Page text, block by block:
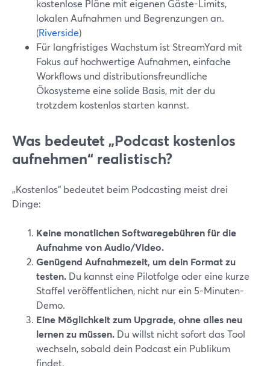
kostenlose Pläne mit eigenen Gäste-Limits,
lokalen Aufnahmen und Begrenzungen an.
(Riverside)
Für langfristiges Wachstum ist StreamYard mit
Fokus auf hochwertige Aufnahmen, einfache
Workflows und distributionsfreundliche
Ökosysteme eine solide Basis, mit der du
trotzdem kostenlos starten kannst.
Was bedeutet „Podcast kostenlos
aufnehmen“ realistisch?
„Kostenlos“ bedeutet beim Podcasting meist drei
Dinge:
Keine monatlichen Softwaregebühren für die
Aufnahme von Audio/Video.
Genügend Aufnahmezeit, um dein Format zu
testen. Du kannst eine Pilotfolge oder eine kurze
Staffel veröffentlichen, nicht nur ein 5-Minuten-
Demo.
Eine Möglichkeit zum Upgrade, ohne alles neu
lernen zu müssen. Du willst nicht sofort das Tool
wechseln, sobald dein Podcast ein Publikum
findet.